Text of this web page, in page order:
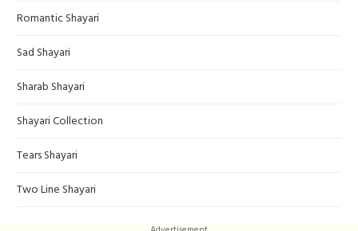
Romantic Shayari
Sad Shayari
Sharab Shayari
Shayari Collection
Tears Shayari
Two Line Shayari